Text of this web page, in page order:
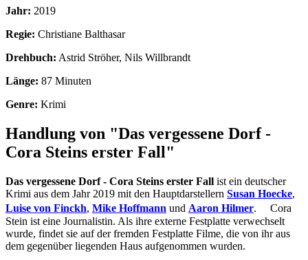
Jahr: 2019
Regie: Christiane Balthasar
Drehbuch: Astrid Ströher, Nils Willbrandt
Länge: 87 Minuten
Genre: Krimi
Handlung von "Das vergessene Dorf -
Cora Steins erster Fall"
Das vergessene Dorf - Cora Steins erster Fall ist ein deutscher
Krimi aus dem Jahr 2019 mit den Hauptdarstellern Susan Hoecke,
Luise von Finckh, Mike Hoffmann und Aaron Hilmer. Cora
Stein ist eine Journalistin. Als ihre externe Festplatte verwechselt
wurde, findet sie auf der fremden Festplatte Filme, die von ihr aus
dem gegenüber liegenden Haus aufgenommen wurden.